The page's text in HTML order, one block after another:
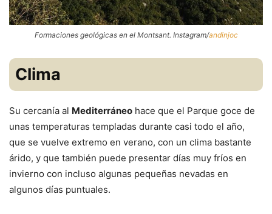
Formaciones geológicas en el Montsant. Instagram/andinjoc
Clima
Su cercanía al Mediterráneo hace que el Parque goce de
unas temperaturas templadas durante casi todo el año,
que se vuelve extremo en verano, con un clima bastante
árido, y que también puede presentar días muy fríos en
invierno con incluso algunas pequeñas nevadas en
algunos días puntuales.